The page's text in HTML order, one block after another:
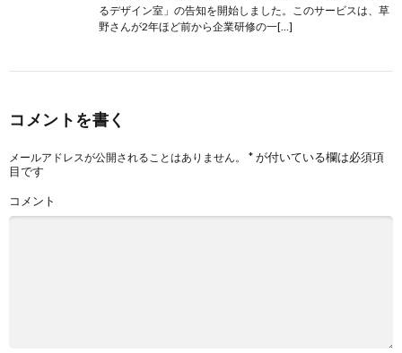
るデザイン室」の告知を開始しました。このサービスは、草
野さんが2年ほど前から企業研修の一[…]
コメントを書く
メールアドレスが公開されることはありません。 *が付いている欄は必須項
目です
コメント